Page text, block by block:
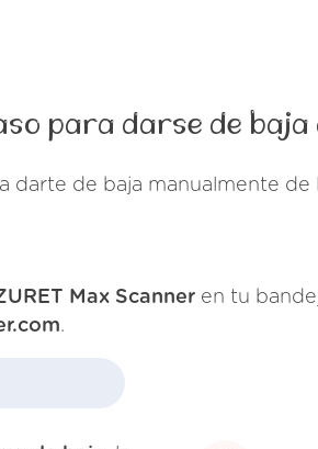
para darse de baja
darte de baja manualmente de
Max Scanner en tu
.